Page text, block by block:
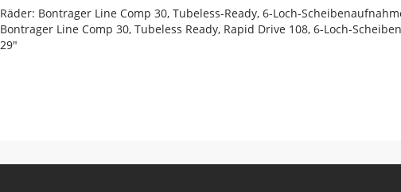
Räder: Bontrager Line Comp 30, Tubeless-Ready, 6-Loch-
Bontrager Line Comp 30, Tubeless Ready, Rapid Drive 108, 6-Loch-
29"